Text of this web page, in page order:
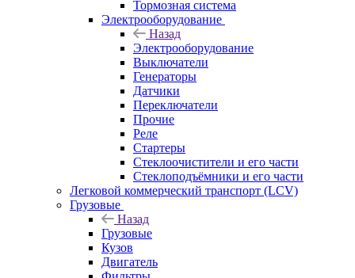
Тормозная система
Электрооборудование
Назад
Электрооборудование
Выключатели
Генераторы
Датчики
Переключатели
Прочие
Реле
Стартеры
Стеклоочистители и его части
Стеклоподъёмники и его части
Легковой коммерческий транспорт (LCV)
Грузовые
Назад
Грузовые
Кузов
Двигатель